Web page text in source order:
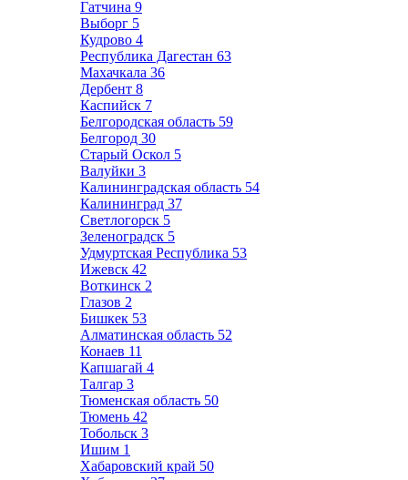
Гатчина 9
Выборг 5
Кудрово 4
Республика Дагестан 63
Махачкала 36
Дербент 8
Каспийск 7
Белгородская область 59
Белгород 30
Старый Оскол 5
Валуйки 3
Калининградская область 54
Калининград 37
Светлогорск 5
Зеленоградск 5
Удмуртская Республика 53
Ижевск 42
Воткинск 2
Глазов 2
Бишкек 53
Алматинская область 52
Конаев 11
Капшагай 4
Талгар 3
Тюменская область 50
Тюмень 42
Тобольск 3
Ишим 1
Хабаровский край 50